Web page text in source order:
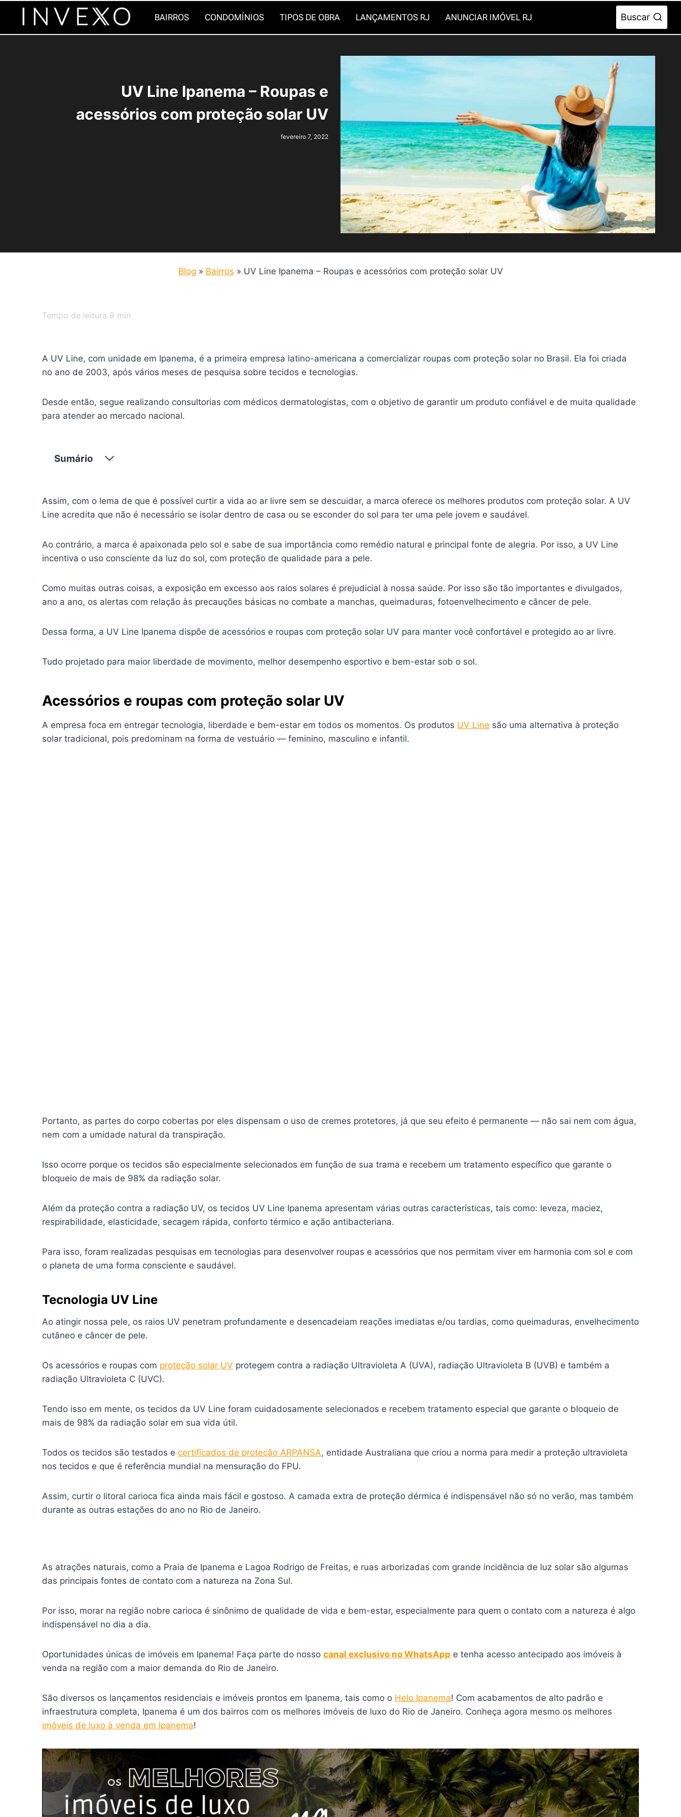
o
BAIRROS CONDOMÍNIOS TIPOS DE OBRA LANÇAMENTOS RJ ANUNCIAR IMÓVEL RJ Buscar
UV Line Ipanema – Roupas e
acessórios com proteção solar UV
fevereiro 7, 2022
Blog » Bairros » UV Line Ipanema – Roupas e acessórios com proteção solar UV
Tempo de leitura 8 min
A UV Line, com unidade em Ipanema, é a primeira empresa latino-americana a comercializar roupas com proteção solar no Brasil. Ela foi criada
no ano de 2003, após vários meses de pesquisa sobre tecidos e tecnologias.
Desde então, segue realizando consultorias com médicos dermatologistas, com o objetivo de garantir um produto confiável e de muita qualidade
para atender ao mercado nacional.
Sumário
Assim, com o lema de que é possível curtir a vida ao ar livre sem se descuidar, a marca oferece os melhores produtos com proteção solar. A UV
Line acredita que não é necessário se isolar dentro de casa ou se esconder do sol para ter uma pele jovem e saudável.
Ao contrário, a marca é apaixonada pelo sol e sabe de sua importância como remédio natural e principal fonte de alegria. Por isso, a UV Line
incentiva o uso consciente da luz do sol, com proteção de qualidade para a pele.
Como muitas outras coisas, a exposição em excesso aos raios solares é prejudicial à nossa saúde. Por isso são tão importantes e divulgados,
ano a ano, os alertas com relação às precauções básicas no combate a manchas, queimaduras, fotoenvelhecimento e câncer de pele.
Dessa forma, a UV Line Ipanema dispõe de acessórios e roupas com proteção solar UV para manter você confortável e protegido ao ar livre.
Tudo projetado para maior liberdade de movimento, melhor desempenho esportivo e bem-estar sob o sol.
Acessórios e roupas com proteção solar UV
A empresa foca em entregar tecnologia, liberdade e bem-estar em todos os momentos. Os produtos UV Line são uma alternativa à proteção
solar tradicional, pois predominam na forma de vestuário — feminino, masculino e infantil.
Portanto, as partes do corpo cobertas por eles dispensam o uso de cremes protetores, já que seu efeito é permanente — não sai nem com água,
nem com a umidade natural da transpiração.
Isso ocorre porque os tecidos são especialmente selecionados em função de sua trama e recebem um tratamento específico que garante o
bloqueio de mais de 98% da radiação solar.
Além da proteção contra a radiação UV, os tecidos UV Line Ipanema apresentam várias outras características, tais como: leveza, maciez,
respirabilidade, elasticidade, secagem rápida, conforto térmico e ação antibacteriana.
Para isso, foram realizadas pesquisas em tecnologias para desenvolver roupas e acessórios que nos permitam viver em harmonia com sol e com
o planeta de uma forma consciente e saudável.
Tecnologia UV Line
Ao atingir nossa pele, os raios UV penetram profundamente e desencadeiam reações imediatas e/ou tardias, como queimaduras, envelhecimento
cutâneo e câncer de pele.
Os acessórios e roupas com proteção solar UV protegem contra a radiação Ultravioleta A (UVA), radiação Ultravioleta B (UVB) e também a
radiação Ultravioleta C (UVC).
Tendo isso em mente, os tecidos da UV Line foram cuidadosamente selecionados e recebem tratamento especial que garante o bloqueio de
mais de 98% da radiação solar em sua vida útil.
Todos os tecidos são testados e certificados de proteção ARPANSA, entidade Australiana que criou a norma para medir a proteção ultravioleta
nos tecidos e que é referência mundial na mensuração do FPU.
Assim, curtir o litoral carioca fica ainda mais fácil e gostoso. A camada extra de proteção dérmica é indispensável não só no verão, mas também
durante as outras estações do ano no Rio de Janeiro.
As atrações naturais, como a Praia de Ipanema e Lagoa Rodrigo de Freitas, e ruas arborizadas com grande incidência de luz solar são algumas
das principais fontes de contato com a natureza na Zona Sul.
Por isso, morar na região nobre carioca é sinônimo de qualidade de vida e bem-estar, especialmente para quem o contato com a natureza é algo
indispensável no dia a dia.
Oportunidades únicas de imóveis em Ipanema! Faça parte do nosso canal exclusivo no WhatsApp e tenha acesso antecipado aos imóveis à
venda na região com a maior demanda do Rio de Janeiro.
São diversos os lançamentos residenciais e imóveis prontos em Ipanema, tais como o Helo Ipanema! Com acabamentos de alto padrão e
infraestrutura completa, Ipanema é um dos bairros com os melhores imóveis de luxo do Rio de Janeiro. Conheça agora mesmo os melhores
imóveis de luxo à venda em Ipanema!